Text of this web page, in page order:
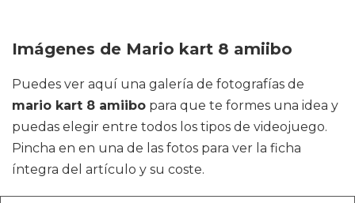
Imágenes de Mario kart 8 amiibo
Puedes ver aquí una galería de fotografías de
mario kart 8 amiibo para que te formes una idea y
puedas elegir entre todos los tipos de videojuego.
Pincha en en una de las fotos para ver la ficha
íntegra del artículo y su coste.